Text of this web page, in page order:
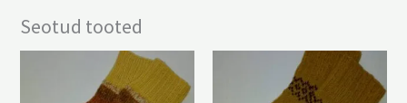
Seotud tooted